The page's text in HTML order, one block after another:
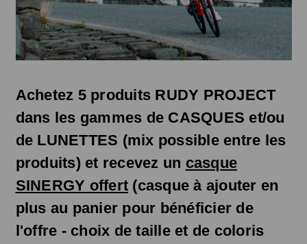
Achetez 5 produits RUDY PROJECT
dans les gammes de CASQUES et/ou
de LUNETTES (mix possible entre les
produits) et recevez un casque
SINERGY offert (casque à ajouter en
plus au panier pour bénéficier de
l'offre - choix de taille et de coloris